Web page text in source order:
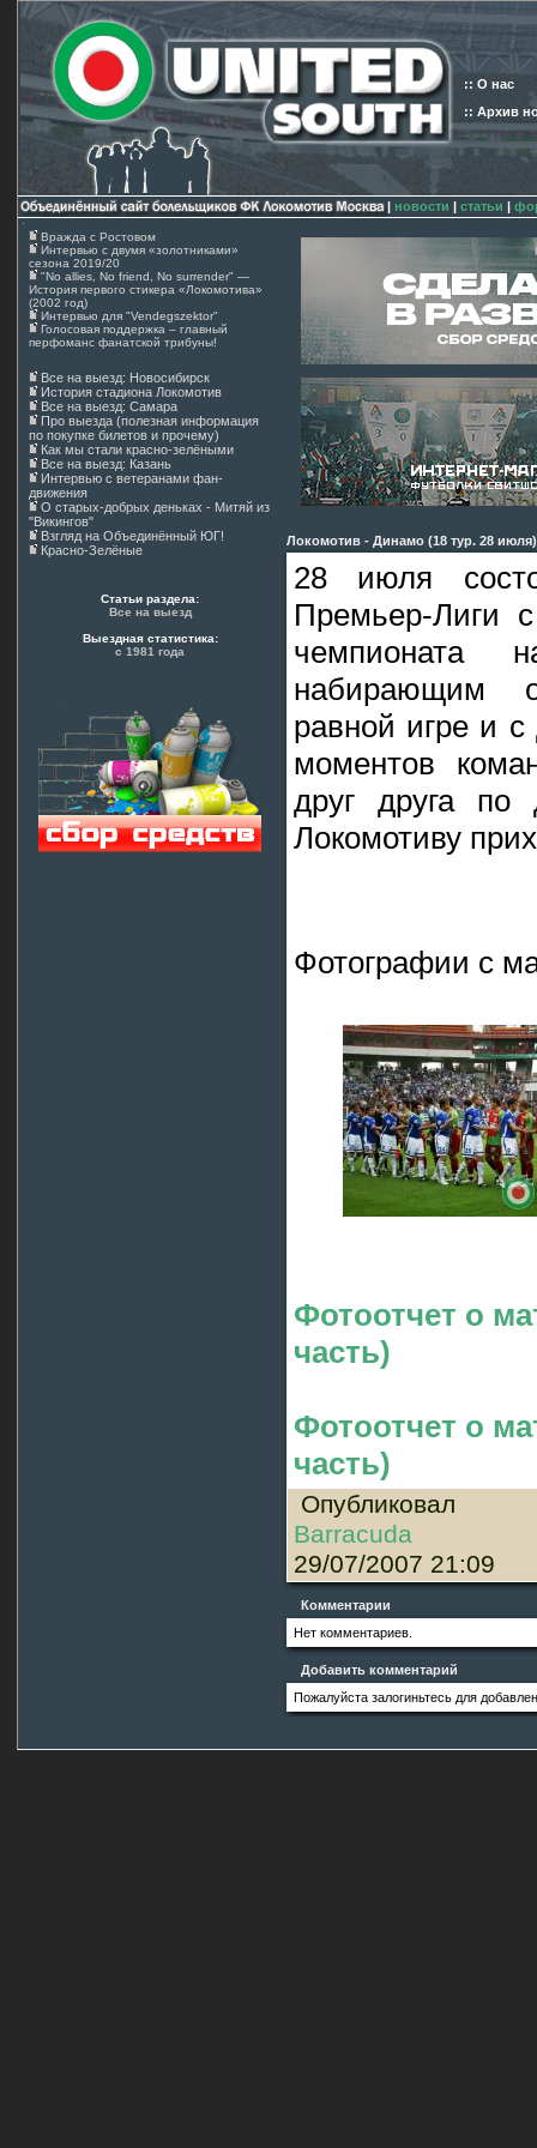
:: О нас
:: Архив
| новости | статьи |
Вражда с Ростовом
Интервью с двумя «золотниками»
сезона 2019/20
"No allies, No friend, No surrender" —
История первого стикера «Локомотива»
(2002 год)
Интервью для "Vendegszektor"
Голосовая поддержка – главный
перфоманс фанатской трибуны!
Все на выезд: Новосибирск
История стадиона Локомотив
Все на выезд: Самара
Про выезда (полезная информация
по покупке билетов и прочему)
Как мы стали красно-зелёными
Все на выезд: Казань
Интервью с ветеранами фан-
движения
О старых-добрых деньках - Митяй из
"Викингов"
Взгляд на Объединённый ЮГ!
Красно-Зелёные
Статьи раздела:
Все на выезд
Выездная статистика:
с 1981 года
Локомотив - Динамо (18 тур. 28 июля)
28 июля
Премьер-Лиги
чемпионата
набирающим
равной игре и
моментов
друг друга
Локомотиву
Фотографии с
Фотоотчет о
часть)
Фотоотчет о
часть)
Опубликовал
Barracuda
29/07/2007 21:09
Комментарии
Нет комментариев.
Добавить комментарий
Пожалуйста залогиньтесь для